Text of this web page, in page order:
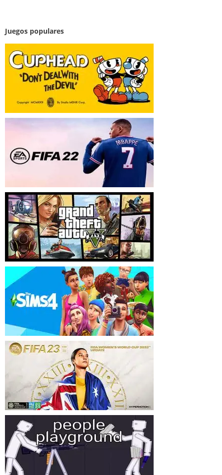
Juegos populares